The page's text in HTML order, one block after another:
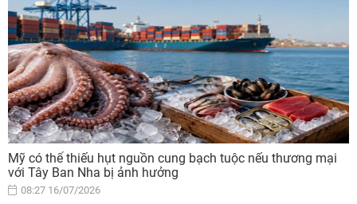
Mỹ có thể thiếu hụt nguồn cung bạch tuộc nếu thương mại
với Tây Ban Nha bị ảnh hưởng
08:27 16/07/2026